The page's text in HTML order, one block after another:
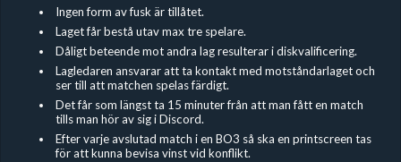
Ingen form av fusk är tillåtet.
Laget får bestå utav max tre spelare.
Dåligt beteende mot andra lag resulterar i diskvalificering.
Lagledaren ansvarar att ta kontakt med motståndarlaget och
ser till att matchen spelas färdigt.
Det får som längst ta 15 minuter från att man fått en match
tills man hör av sig i Discord.
Efter varje avslutad match i en BO3 så ska en printscreen tas
för att kunna bevisa vinst vid konflikt.​